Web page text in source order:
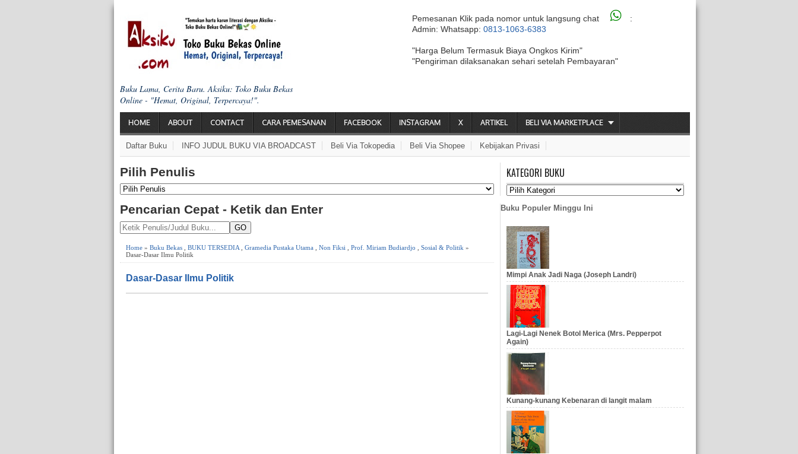
Buku Lama, Cerita Baru. Aksiku: Toko Buku Bekas
Online - "Hemat, Original, Terpercaya!".
Pemesanan Klik pada nomor untuk langsung chat
:
Admin: Whatsapp: 0813-1063-6383
"Harga Belum Termasuk Biaya Ongkos Kirim"
"Pengiriman dilaksanakan sehari setelah Pembayaran"
HOME ABOUT CONTACT CARA PEMESANAN FACEBOOK INSTAGRAM X ARTIKEL BELI VIA MARKETPLACE
Daftar Buku INFO JUDUL BUKU VIA BROADCAST Beli Via Tokopedia Beli Via Shopee Kebijakan Privasi
Pilih Penulis
Pencarian Cepat - Ketik dan Enter
GO
Home » Buku Bekas BUKU TERSEDIA Gramedia Pustaka Utama Non Fiksi Prof. Miriam Budiardjo Sosial & Politik »
Dasar-Dasar Ilmu Politik
Dasar-Dasar Ilmu Politik
KATEGORI BUKU
Buku Populer Minggu Ini
Mimpi Anak Jadi Naga (Joseph Landri)
Lagi-Lagi Nenek Botol Merica (Mrs. Pepperpot
Again)
Kunang-kunang Kebenaran di langit malam